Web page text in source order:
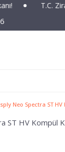
T.C.
Neo Spectra ST